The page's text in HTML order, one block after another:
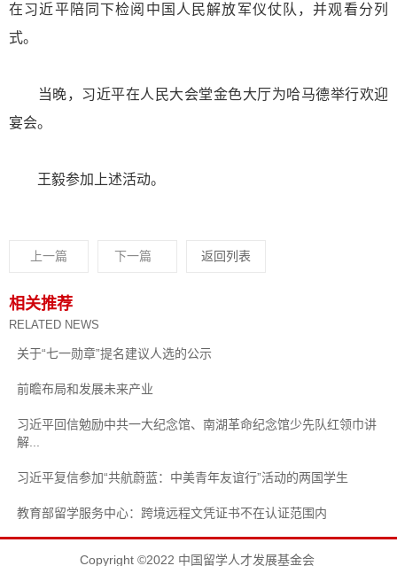
在习近平陪同下检阅中国人民解放军仪仗队，并观看分列
式。
当晚，习近平在人民大会堂金色大厅为哈马德举行欢迎
宴会。
王毅参加上述活动。
上一篇 下一篇 返回列表
相关推荐
RELATED NEWS
关于“七一勋章”提名建议人选的公示
前瞻布局和发展未来产业
习近平回信勉励中共一大纪念馆、南湖革命纪念馆少先队红领巾讲
解...
习近平复信参加“共航蔚蓝：中美青年友谊行”活动的两国学生
教育部留学服务中心：跨境远程文凭证书不在认证范围内
Copyright ©2022 中国留学人才发展基金会